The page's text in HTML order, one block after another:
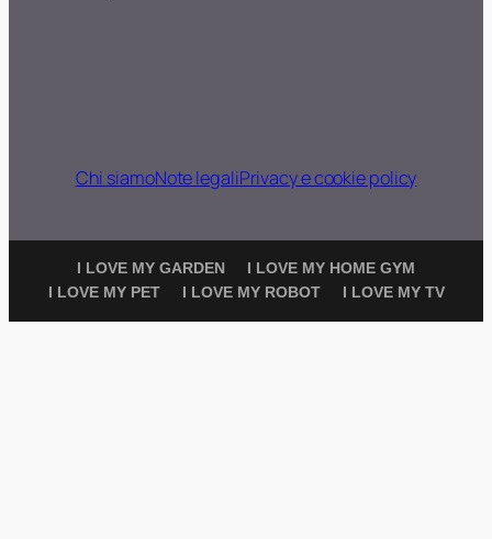
Chi siamoNote legaliPrivacy e cookie policy
I LOVE MY GARDEN
I LOVE MY HOME GYM
I LOVE MY PET
I LOVE MY ROBOT I LOVE MY TV